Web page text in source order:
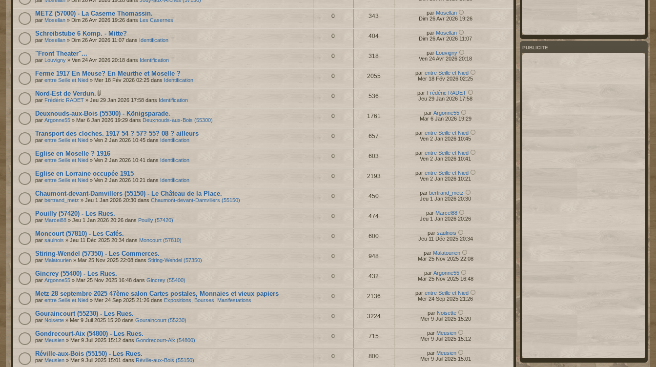
METZ (57000) - La Caserne Thomassin.
par Mosellan » Dim 26 Avr 2026 19:26 dans Les Casernes
0 343 par Mosellan
Dim 26 Avr 2026 19:26
Schreibstube 6 Komp. - Mitte?
par Mosellan » Dim 26 Avr 2026 11:07 dans Identification
0 404 par Mosellan
Dim 26 Avr 2026 11:07
"Front Theater"...
par Louvigny » Ven 24 Avr 2026 20:18 dans Identification
0 318 par Louvigny
Ven 24 Avr 2026 20:18
Ferme 1917 En Meuse? En Meurthe et Moselle ?
par entre Seille et Nied » Mer 18 Fév 2026 02:25 dans Identification
0 2055 par entre Seille et Nied
Mer 18 Fév 2026 02:25
Nord-Est de Verdun.
par Frédéric RADET » Jeu 29 Jan 2026 17:58 dans Identification
0 536 par Frédéric RADET
Jeu 29 Jan 2026 17:58
Deuxnouds-aux-Bois (55300) - Königsparade.
par Argonne55 » Mar 6 Jan 2026 19:29 dans Deuxnouds-aux-Bois (55300)
0 1761 parArgonne55
Mar 6 Jan 2026 19:29
Transport des cloches. 1917 54 ? 57? 55? 08 ? ailleurs
par entre Seille et Nied » Ven 2 Jan 2026 10:45 dans Identification
0 657 par entre Seille et Nied
Ven 2 Jan 2026 10:45
Eglise en Moselle ? 1916
par entre Seille et Nied » Ven 2 Jan 2026 10:41 dans Identification
0 603 par entre Seille et Nied
Ven 2 Jan 2026 10:41
Eglise en Lorraine occupée 1915
par entre Seille et Nied » Ven 2 Jan 2026 10:21 dans Identification
0 2193 par entre Seille et Nied
Ven 2 Jan 2026 10:21
Chaumont-devant-Damvillers (55150) - Le Château de la Place.
par bertrand_metz » Jeu 1 Jan 2026 20:30 dans Chaumont-devant-Damvillers (55150)
0 450 parbertrand_metz
Jeu 1 Jan 2026 20:30
Pouilly (57420) - Les Rues.
par Marcel88 » Jeu 1 Jan 2026 20:26 dans Pouilly (57420)
0 474 par Marcel88
Jeu 1 Jan 2026 20:26
Moncourt (57810) - Les Cafés.
par saulnois » Jeu 11 Déc 2025 20:34 dans Moncourt (57810)
0 600 par saulnois
Jeu 11 Déc 2025 20:34
Stiring-Wendel (57350) - Les Commerces.
par Malatourien » Mar 25 Nov 2025 22:08 dans Stiring-Wendel (57350)
0 948 par Malatourien
Mar 25 Nov 2025 22:08
Gincrey (55400) - Les Rues.
par Argonne55 » Mar 25 Nov 2025 16:48 dans Gincrey (55400)
0 432 parArgonne55
Mar 25 Nov 2025 16:48
Metz 28 septembre 2025 47ème salon Cartes postales, Monnaies et vieux papiers
par entre Seille et Nied » Mer 24 Sep 2025 21:26 dans Expositions, Bourses, Manifestations
0 2136 par entre Seille et Nied
Mer 24 Sep 2025 21:26
Gouraincourt (55230) - Les Rues.
par Noisette » Mer 9 Juil 2025 15:20 dans Gouraincourt (55230)
0 3224 par Noisette
Mer 9 Juil 2025 15:20
Gondrecourt-Aix (54800) - Les Rues.
par Meusien » Mer 9 Juil 2025 15:12 dans Gondrecourt-Aix (54800)
0 715 par Meusien
Mer 9 Juil 2025 15:12
Réville-aux-Bois (55150) - Les Rues.
par Meusien » Mer 9 Juil 2025 15:01 dans Réville-aux-Bois (55150)
0 800 par Meusien
Mer 9 Juil 2025 15:01
PUBLICITE